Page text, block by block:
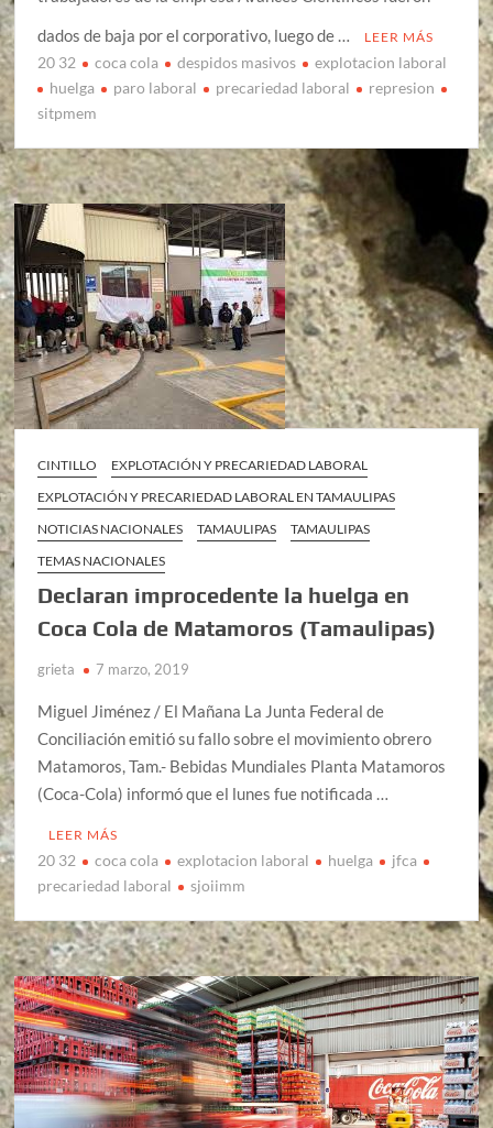
dados de baja por el corporativo, luego de …
LEER MÁS
20 32 coca cola despidos masivos
explotacion laboral
huelga
paro laboral precariedad laboral
represion
sitpmem
CINTILLO
EXPLOTACIÓN Y PRECARIEDAD LABORAL
EXPLOTACIÓN Y PRECARIEDAD LABORAL EN TAMAULIPAS
NOTICIAS NACIONALES
TAMAULIPAS
TAMAULIPAS
TEMAS NACIONALES
Declaran improcedente la huelga en
Coca Cola de Matamoros (Tamaulipas)
grieta 7 marzo, 2019
Miguel Jiménez / El Mañana La Junta Federal de
Conciliación emitió su fallo sobre el movimiento obrero
Matamoros, Tam.- Bebidas Mundiales Planta Matamoros
(Coca-Cola) informó que el lunes fue notificada …
LEER MÁS
20 32 coca cola explotacion laboral huelga
jfca
precariedad laboral
sjoiimm